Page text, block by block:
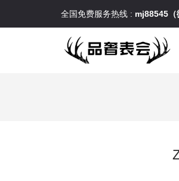
全国免费服务热线 : mj88545（